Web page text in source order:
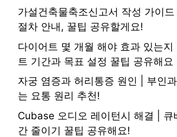
가설건축물축조신고서 작성 가이
절차 안내, 꿀팁 공유할게요!
다이어트 몇 개월 해야 효과 있는
트 기간과 목표 설정 꿀팁 공유해요
자궁 염증과 허리통증 원인 | 부인
는 요통 원리 추천!
Cubase 오디오 레이턴시 해결 | 큐
간 줄이기 꿀팁 공유해요!